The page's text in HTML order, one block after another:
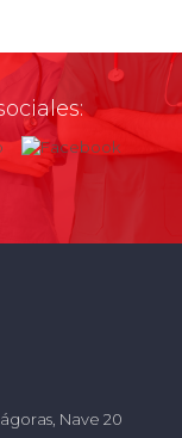
Nave 20